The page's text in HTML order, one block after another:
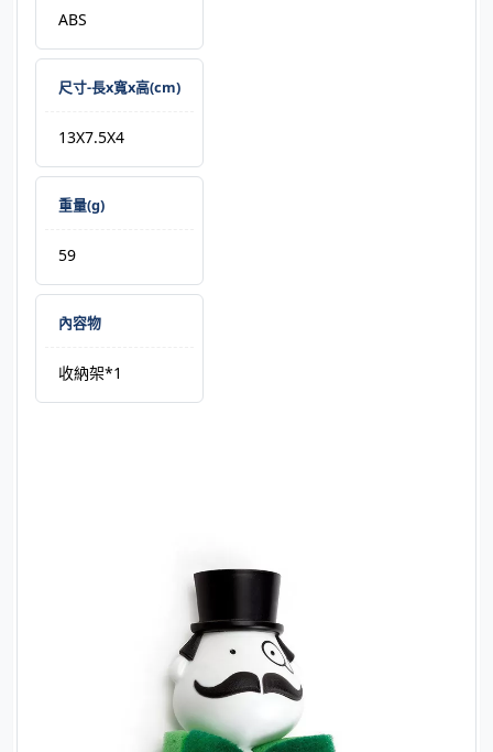
ABS
尺寸-長x寬x高(cm)
13X7.5X4
重量(g)
59
內容物
收納架*1